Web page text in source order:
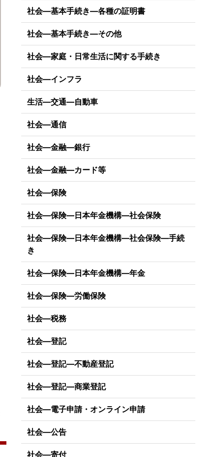
社会―基本手続き―各種の証明書
社会―基本手続き―その他
社会―家庭・日常生活に関する手続き
社会―インフラ
生活―交通―自動車
社会―通信
社会―金融―銀行
社会―金融―カード等
社会―保険
社会―保険―日本年金機構―社会保険
社会―保険―日本年金機構―社会保険―手続
き
社会―保険―日本年金機構―年金
社会―保険―労働保険
社会―税務
社会―登記
社会―登記―不動産登記
社会―登記―商業登記
社会―電子申請・オンライン申請
社会―公告
社会―寄付